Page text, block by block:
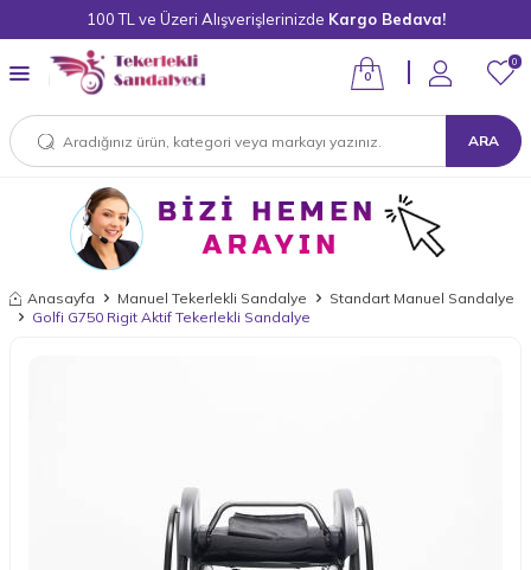
100 TL ve Üzeri Alışverişlerinizde Kargo Bedava!
ARA
0
0
Anasayfa Manuel Tekerlekli Sandalye
Standart Manuel Sandalye
Golfi G750 Rigit Aktif Tekerlekli Sandalye